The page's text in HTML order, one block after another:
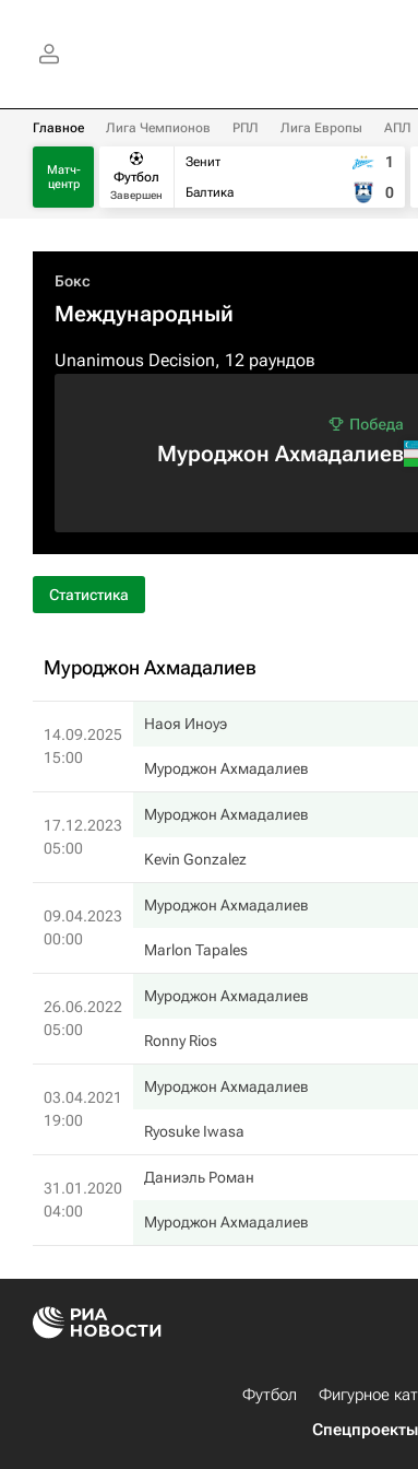
Главное Лига Чемпионов РПЛ Лига Европы АПЛ
Матч-
центр
Футбол
Завершен
Зенит
Балтика
1
0
Бокс
Международный
Unanimous Decision, 12 раундов
Муроджон Ахмадалиев
Статистика
Муроджон Ахмадалиев
14.09.2025
15:00
Наоя Иноуэ
Муроджон Ахмадалиев
17.12.2023
05:00
Муроджон Ахмадалиев
Kevin Gonzalez
09.04.2023
00:00
Муроджон Ахмадалиев
Marlon Tapales
26.06.2022
05:00
Муроджон Ахмадалиев
Ronny Rios
03.04.2021
19:00
Муроджон Ахмадалиев
Ryosuke Iwasa
31.01.2020
04:00
Даниэль Роман
Муроджон Ахмадалиев
Футбол Фигурное
Спецпроекты